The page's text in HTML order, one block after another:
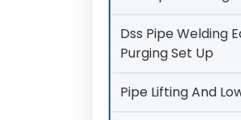
Dss Pipe Welding
Purging Set Up
Pipe Lifting And